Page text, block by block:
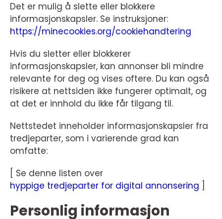
Det er mulig å slette eller blokkere
informasjonskapsler. Se instruksjoner:
https://minecookies.org/cookiehandtering
Hvis du sletter eller blokkerer
informasjonskapsler, kan annonser bli mindre
relevante for deg og vises oftere. Du kan også
risikere at nettsiden ikke fungerer optimalt, og
at det er innhold du ikke får tilgang til.
Nettstedet inneholder informasjonskapsler fra
tredjeparter, som i varierende grad kan
omfatte:
[ Se denne listen over
hyppige tredjeparter for digital annonsering
Personlig informasjon